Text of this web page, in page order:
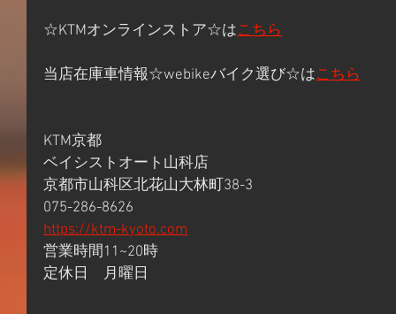
☆KTMオンラインストア☆はこちら
当店在庫車情報☆webikeバイク選び☆はこちら
KTM京都
ベイシストオート山科店
京都市山科区北花山大林町38-3
075-286-8626
https://ktm-kyoto.com
営業時間11~20時
定休日　月曜日